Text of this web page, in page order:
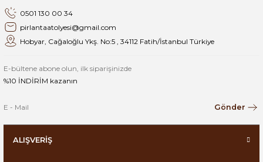
0501 130 00 34
pirlantaatolyesi@gmail.com
Hobyar, Cağaloğlu Ykş. No:5 , 34112 Fatih/İstanbul Türkiye
E-bültene abone olun, ilk siparişinizde
%10 İNDİRİM kazanın
Gönder
ALIŞVERİŞ